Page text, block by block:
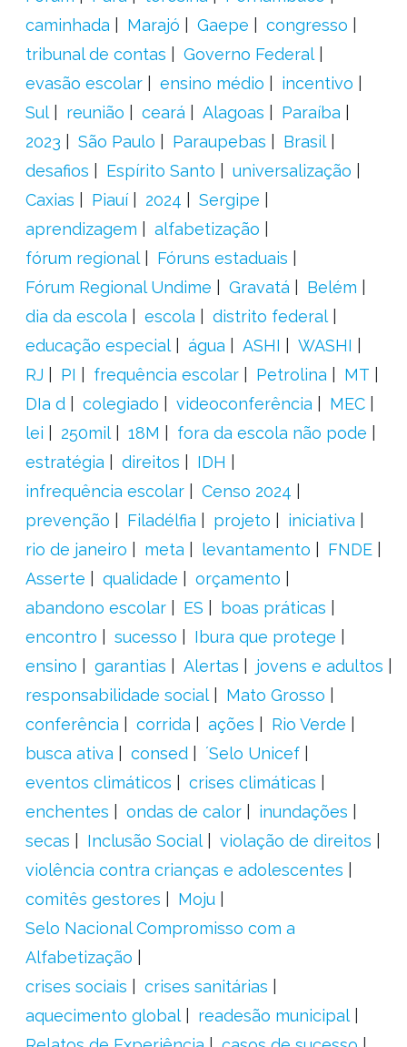
caminhada
Marajó Gaepe
congresso
tribunal de contas
Governo Federal
evasão escolar
ensino médio
incentivo
Sul
reunião ceará Alagoas
Paraíba
2023
São Paulo Paraupebas
Brasil
desafios
Espírito Santo
universalização
Caxias
Piauí 2024
Sergipe
aprendizagem
alfabetização
fórum regional
Fóruns estaduais
Fórum Regional Undime
Gravatá
Belém
dia da escola
escola
distrito federal
educação especial
água ASHI
WASHI
RJ
PI frequência escolar Petrolina
MT
DIa d
colegiado videoconferência
MEC
lei
250mil 18M
fora da escola não pode
estratégia
direitos
IDH
infrequência escolar
Censo 2024
prevenção
Filadélfia projeto
iniciativa
rio de janeiro
meta levantamento
FNDE
Asserte
qualidade
orçamento
abandono escolar
ES
boas práticas
encontro
sucesso
Ibura que protege
ensino
garantias Alertas
jovens e adultos
responsabilidade social
Mato Grosso
conferência
corrida ações
Rio Verde
busca ativa
consed
´Selo Unicef
eventos climáticos
crises climáticas
enchentes
ondas de calor
inundações
secas
Inclusão Social
violação de direitos
violência contra crianças e adolescentes
comitês gestores
Moju
Selo Nacional Compromisso com a
Alfabetização
crises sociais
crises sanitárias
aquecimento global
readesão municipal